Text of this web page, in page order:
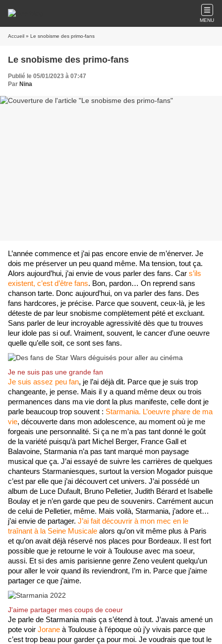
MENU
Accueil » Le snobisme des primo-fans
Le snobisme des primo-fans
Publié le 05/01/2023 à 07:47
Par Nina
L’année commence et j’ai pas encore envie de m’énerver. Je
dois me préserver un peu quand même. Ma tension, tout ça.
Alors aujourd’hui, j’ai envie de vous parler des fans. Car s’ils
existent, c’est d’être fans. Bon, pardon… On reprend sans
chanson tarte. Donc aujourd’hui, on va parler des fans. Des
fans hardcores, je précise. Parce que souvent, ceux-là, je les
déteste de par leur snobisme complètement pété et excluant.
Sans parler de leur incroyable agressivité dès que tu trouves
leur idole pas si ouf. Vraiment, souvent, le cancer d’une oeuvre
quelle qu’elle soit, ce sont ses fans.
Je ne suis pas une grande fan
Je suis assez peu fan, je l’ai déjà dit. Parce que je suis trop
changeante, je pense. Mais il y a quand même deux ou trois
permanences dans ma vie dont la plus manifeste, celle dont je
parle beaucoup trop souvent : Starmania. L’oeuvre phare de ma
vie, découverte dans mon adolescence, au moment où je me
forgeais une personnalité. Si ça ne m’a pas tant donné le goût
de la variété puisqu’à part Michel Berger, France Gall et
Balavoine, Starmania n’a pas tant marqué mon paysage
musical que ça. J’ai essayé de suivre les carrières de quelques
chanteurs Starmaniesques, surtout la version Mogador puisque
c’est par elle que j’ai découvert cet univers. J’ai possédé un
album de Luce Dufault, Bruno Pelletier, Judith Bérard et Isabelle
Boulay et je n’en garde que peu de souvenirs. Carrément aucun
de celui de Pelletier, même. Mais voilà, Starmania, j’adore et…
j’ai envie de partager. J’ai fait découvrir à mon mec en le
traînant à la Seine Musicale alors qu’on vit même plus à Paris
et qu’on avait déjà réservé nos places pour Bordeaux. Il est fort
possible que je retourne le voir à Toulouse avec ma soeur,
aussi. Et si des amis parisienne genre Zeno veulent quelqu’un
pour aller le voir quand ils reviendront, I’m in. Parce que j’aime
partager ce que j’aime.
J'aime partager mes coups de coeur
Je parle de Starmania mais ça s’étend à tout. J’avais amené un
pote voir Jorane à Toulouse à l’époque où j’y vivais parce que
c’est trop beau pour garder ça pour moi. Je voudrais que tout le